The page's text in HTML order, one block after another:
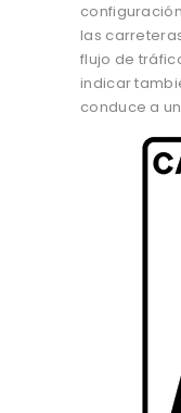
las
flujo de
indicar
conduce a